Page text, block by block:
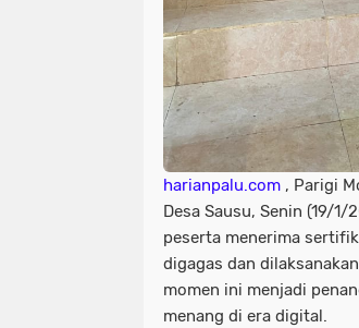
harianpalu.com , Parigi
Desa Sausu, Senin (19/
peserta menerima
digagas dan
momen ini menjadi
menang di era digital.